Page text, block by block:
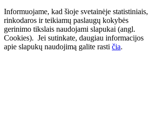
Informuojame, kad šioje svetainėje statistiniais,
rinkodaros ir teikiamų paslaugų kokybės
gerinimo tikslais naudojami slapukai (angl.
Cookies). Jei sutinkate, daugiau informacijos
apie slapukų naudojimą galite rasti čia.